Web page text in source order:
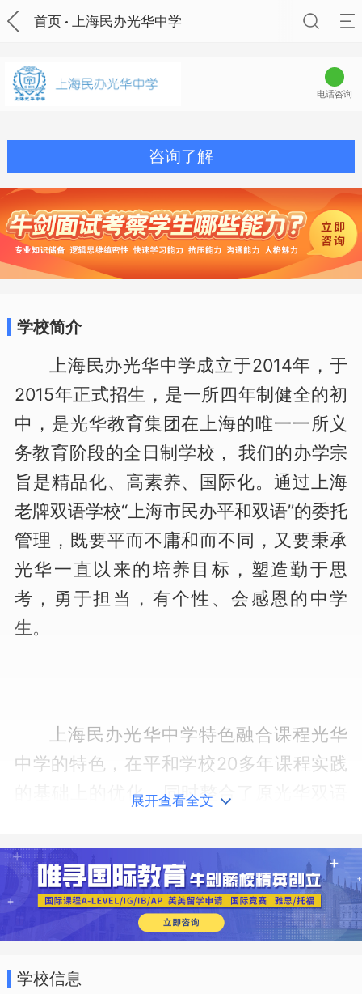
首页 上海民办光华中学
电话咨询
咨询了解
学校简介
上海民办光华中学成立于2014年，于
2015年正式招生，是一所四年制健全的初
中，是光华教育集团在上海的唯一一所义
务教育阶段的全日制学校， 我们的办学宗
旨是精品化、高素养、国际化。通过上海
老牌双语学校“上海市民办平和双语”的委托
管理，既要平而不庸和而不同，又要秉承
光华一直以来的培养目标，塑造勤于思
考，勇于担当，有个性、会感恩的中学
生。
上海民办光华中学特色融合课程光华
中学的特色，在平和学校20多年课程实践
的基础上的优化，同时整合了原光华双语
国家大纲基础上融合中西方课程的特色和
优势，这种融合体现在内容的融合，语言
的融合、文化的融合、评价方式的融合，
课程设计的融合等多个方面，学校在课程
多样化和选择性方面大力开发，从艺术选
展开查看全文
学校信息